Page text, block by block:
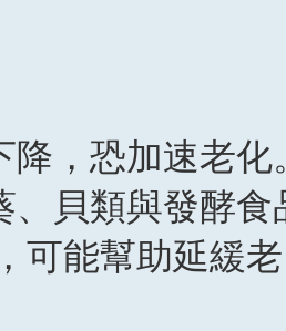
，恐加速老化
、貝類與發酵食
可能幫助延緩老